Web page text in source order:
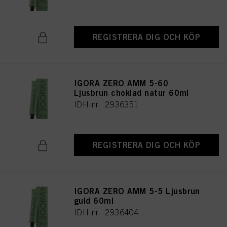
REGISTRERA DIG OCH KÖP
IGORA ZERO AMM 5-60
Ljusbrun choklad natur 60ml
IDH-nr. 2936351
REGISTRERA DIG OCH KÖP
IGORA ZERO AMM 5-5 Ljusbrun
guld 60ml
IDH-nr. 2936404